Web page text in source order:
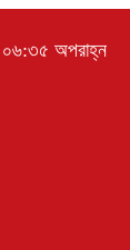
০৬:৩৫ অপরাহ্ন